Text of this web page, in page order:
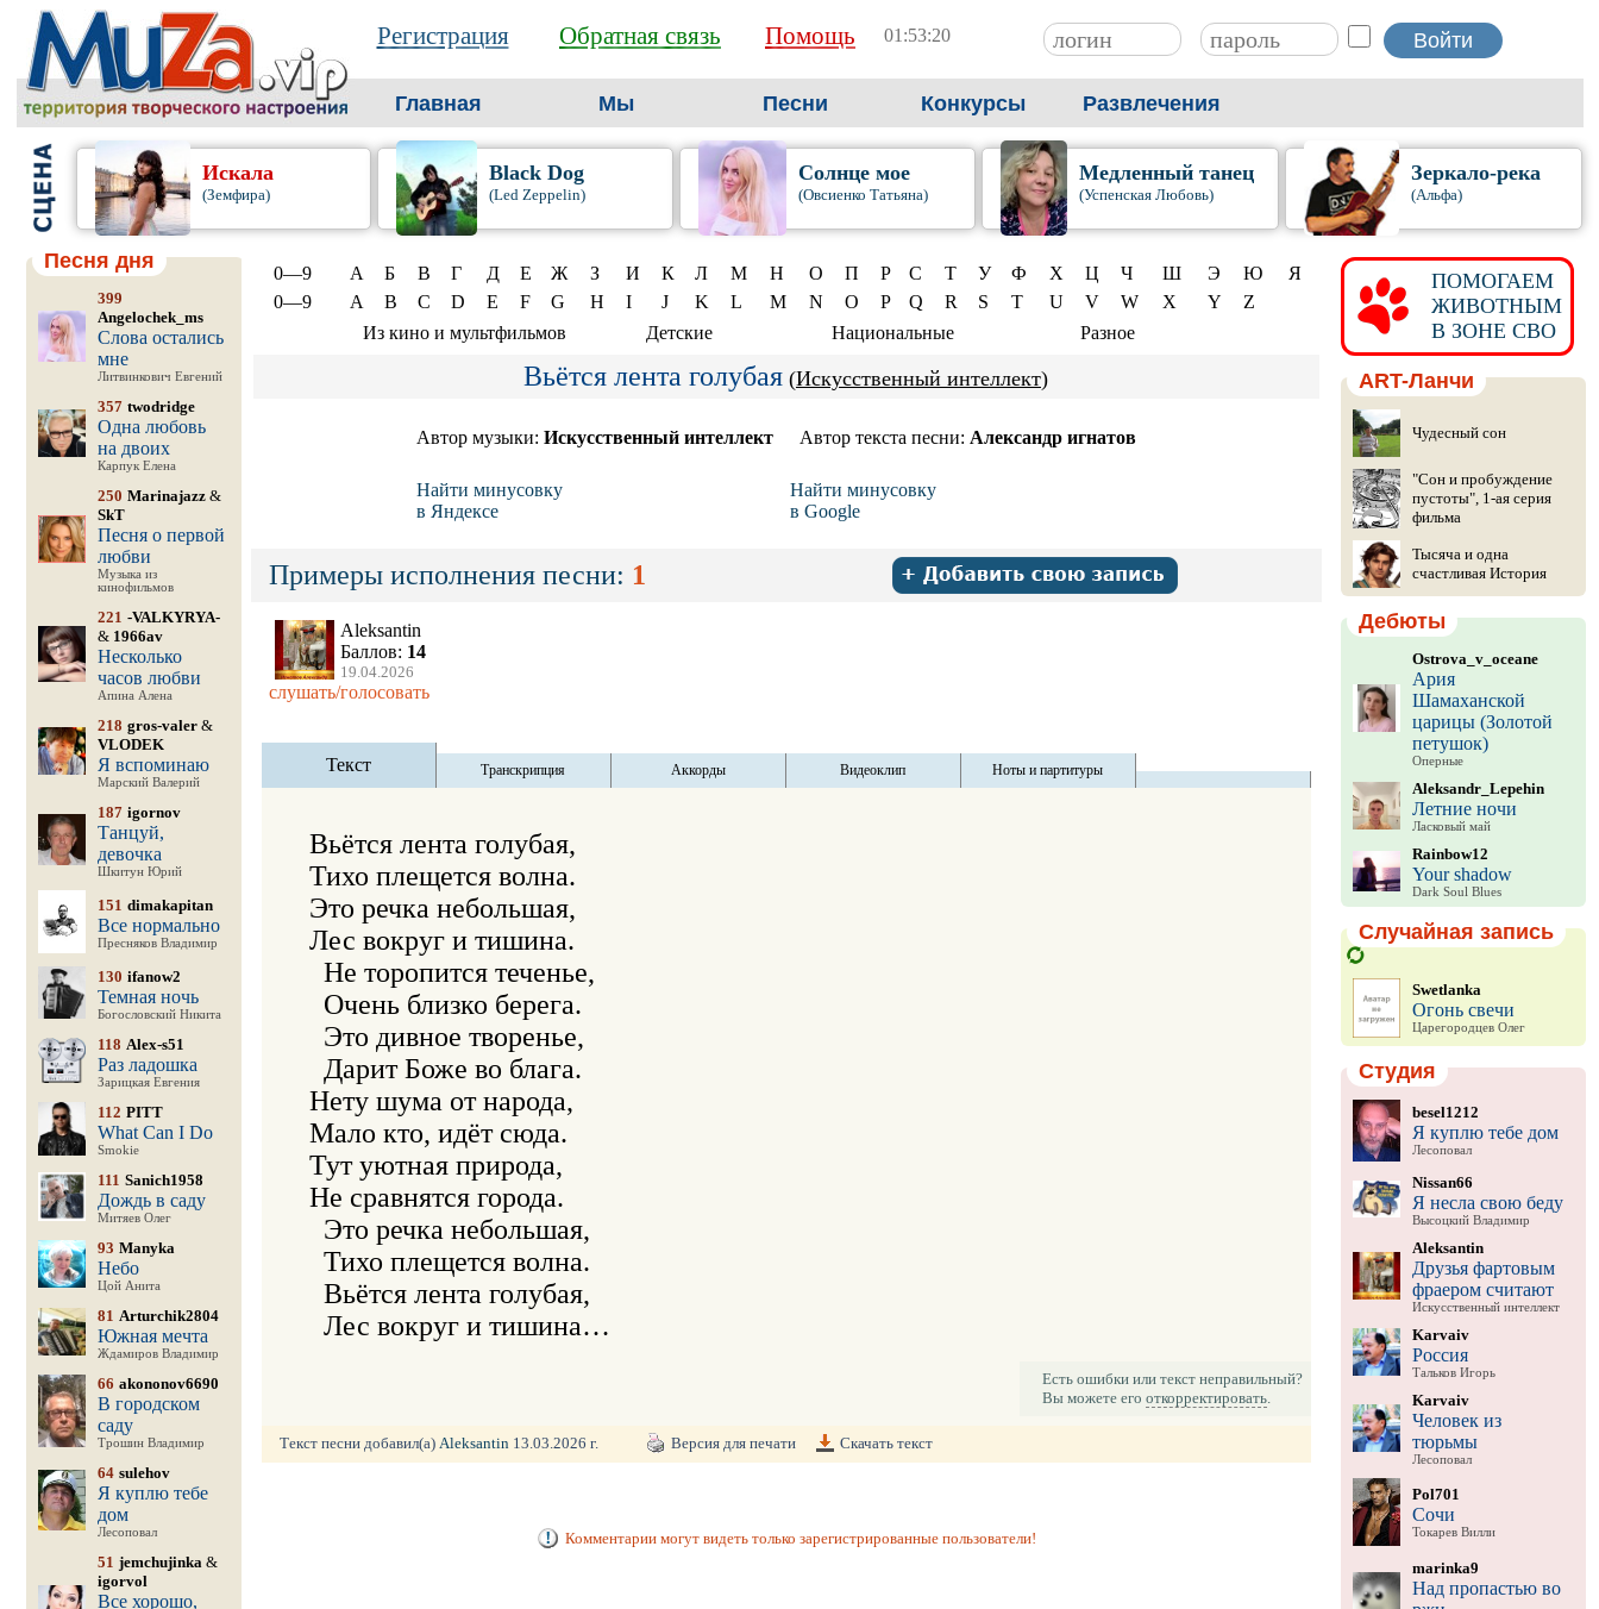
Регистрация Обратная связь Помощь 01:53:20
Главная Мы Песни Конкурсы Развлечения
Искала
(Земфира)
Black Dog
(Led Zeppelin)
Солнце мое
(Овсиенко Татьяна)
Медленный танец
(Успенская Любовь)
Зеркало-река
(Альфа)
Песня дня
399
Angelochek_ms
Слова остались
мне
Литвинкович Евгений
357 twodridge
Одна любовь
на двоих
Карпук Елена
250 Marinajazz&
SkT
Песня о первой
любви
Музыка из
кинофильмов
221 -VALKYRYA-
& 1966av
Несколько
часов любви
Апина Алена
218 gros-valer&
VLODEK
Я вспоминаю
Марский Валерий
187 igornov
Танцуй,
девочка
Шкитун Юрий
151 dimakapitan
Все нормально
Пресняков Владимир
130 ifanow2
Темная ночь
Богословский Никита
118 Alex-s51
Раз ладошка
Зарицкая Евгения
112 PITT
What Can I Do
Smokie
111 Sanich1958
Дождь в саду
Митяев Олег
93 Manyka
Небо
Цой Анита
81 Arturchik2804
Южная мечта
Ждамиров Владимир
66 akononov6690
В городском
саду
Трошин Владимир
64 sulehov
Я куплю тебе
дом
Лесоповал
51 jemchujinka&
igorvol
Все хорошо,
0—9 А Б В Г Д Е Ж З И К Л М Н О П Р С Т У Ф Х Ц Ч Ш Э Ю
Я
0—9
A B C D E F G H I J K L M N O P Q R S T U V W X Y
Z
Из кино и мультфильмов
Детские Национальные Разное
Вьётся лента голубая (Искусственный интеллект)
Автор музыки: Искусственный интеллект Автор текста песни: Александр игнатов
Найти минусовку
в Яндексе
Найти минусовку
в Google
Примеры исполнения песни: 1
Aleksantin
Баллов: 14
19.04.2026
слушать/голосовать
Текст Транскрипция Аккорды Видеоклип Ноты и партитуры
Вьётся лента голубая,
Тихо плещется волна.
Это речка небольшая,
Лес вокруг и тишина.
  Не торопится теченье,
  Очень близко берега.
  Это дивное творенье,
  Дарит Боже во блага.
Нету шума от народа,
Мало кто, идёт сюда.
Тут уютная природа,
Не сравнятся города.
  Это речка небольшая,
  Тихо плещется волна.
  Вьётся лента голубая,
Есть ошибки или текст неправильный?
Вы можете его откорректировать.
Текст песни добавил(а) Aleksantin13.03.2026 г. Версия для печати Скачать текст
Комментарии могут видеть только зарегистрированные пользователи!
ПОМОГАЕМ
ЖИВОТНЫМ
В ЗОНЕ СВО
ART-Ланчи
Чудесный сон
"Сон и пробуждение
пустоты", 1-ая серия
фильма
Тысяча и одна
счастливая История
Дебюты
Ostrova_v_oceane
Ария
Шамаханской
царицы (Золотой
петушок)
Оперные
Aleksandr_Lepehin
Летние ночи
Ласковый май
Rainbow12
Your shadow
Dark Soul Blues
Случайная запись
Swetlanka
Огонь свечи
Царегородцев Олег
Студия
besel1212
Я куплю тебе дом
Лесоповал
Nissan66
Я несла свою беду
Высоцкий Владимир
Aleksantin
Друзья фартовым
фраером считают
Искусственный интеллект
Karvaiv
Россия
Тальков Игорь
Karvaiv
Человек из
тюрьмы
Лесоповал
Pol701
Сочи
Токарев Вилли
marinka9
Над пропастью во